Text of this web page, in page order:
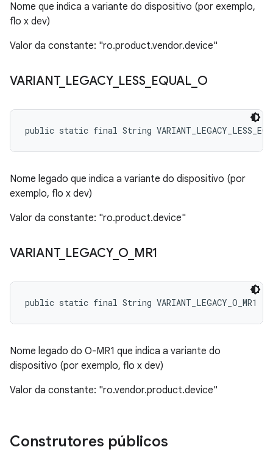
Nome que indica a variante do dispositivo (por exemplo,
flo x dev)
Valor da constante: "ro.product.vendor.device"
VARIANT_ LEGACY_ LESS_ EQUAL_ O
public static final String
Nome legado que indica a variante do dispositivo (por
exemplo, flo x dev)
Valor da constante: "ro.product.device"
VARIANT_ LEGACY_ O MR1
public static final String VARIANT_LEGACY_O_MR1
Nome legado do O-MR1 que indica a variante do
dispositivo (por exemplo, flo x dev)
Valor da constante: "ro.vendor.product.device"
Construtores públicos